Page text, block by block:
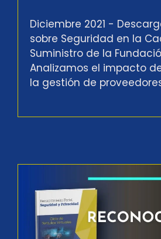
Diciembre 2021 -
sobre Seguridad en la
Suministro de la
Analizamos el impacto de
la gestión de